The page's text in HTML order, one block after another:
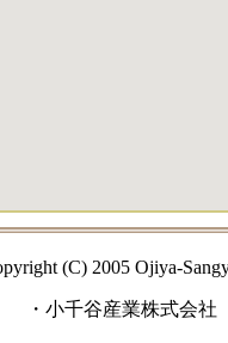
(C) 2005 Ojiya-
・小千谷産業株式会